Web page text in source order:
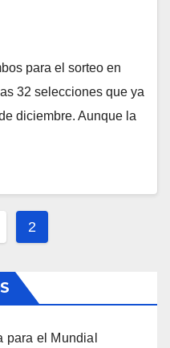
para el sorteo en
32 selecciones que ya
diciembre. Aunque la
2
para el Mundial